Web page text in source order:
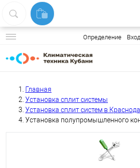
Определение Вход
Главная
Установка сплит системы
Установка сплит систем в
Установка полупромышленного